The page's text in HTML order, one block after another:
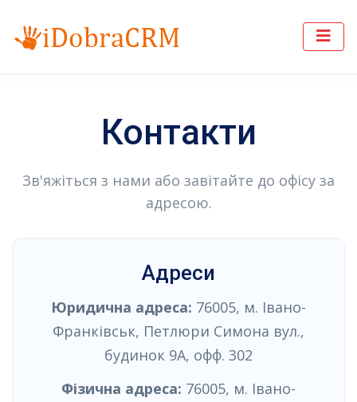
Контакти
Зв'яжіться з нами або завітайте до офісу за
адресою.
Адреси
Юридична адреса: 76005, м. Івано-
Франківськ, Петлюри Симона вул.,
будинок 9А, офф. 302
Фізична адреса: 76005, м. Івано-